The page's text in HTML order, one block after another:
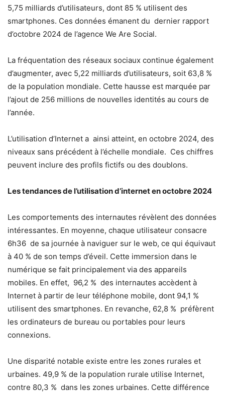
5,75 milliards d’utilisateurs, dont 85 % utilisent des
smartphones. Ces données émanent du dernier rapport
d’octobre 2024 de l’agence We Are Social.
La fréquentation des réseaux sociaux continue également
d’augmenter, avec 5,22 milliards d’utilisateurs, soit 63,8 %
de la population mondiale. Cette hausse est marquée par
l’ajout de 256 millions de nouvelles identités au cours de
l’année.
L’utilisation d’Internet a ainsi atteint, en octobre 2024, des
niveaux sans précédent à l’échelle mondiale. Ces chiffres
peuvent inclure des profils fictifs ou des doublons.
Les tendances de l’utilisation d’internet en octobre 2024
Les comportements des internautes révèlent des données
intéressantes. En moyenne, chaque utilisateur consacre
6h36 de sa journée à naviguer sur le web, ce qui équivaut
à 40 % de son temps d’éveil. Cette immersion dans le
numérique se fait principalement via des appareils
mobiles. En effet, 96,2 % des internautes accèdent à
Internet à partir de leur téléphone mobile, dont 94,1 %
utilisent des smartphones. En revanche, 62,8 % préfèrent
les ordinateurs de bureau ou portables pour leurs
connexions.
Une disparité notable existe entre les zones rurales et
urbaines. 49,9 % de la population rurale utilise Internet,
contre 80,3 % dans les zones urbaines. Cette différence